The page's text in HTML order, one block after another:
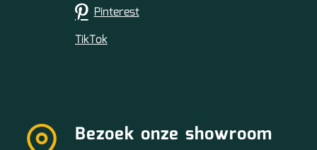
Pinterest
TikTok
Bezoek onze showroom